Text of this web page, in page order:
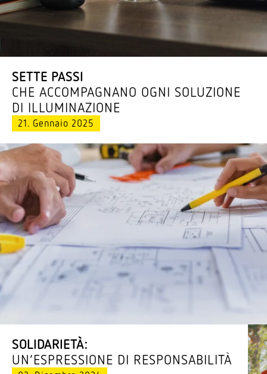
SETTE PASSI
CHE ACCOM­PA­GNANO OGNI SOLU­ZIONE
DI ILLUMINAZIONE
21. Gennaio 2025
SOLIDARIETÀ:
UN’E­SPRES­SIONE DI RESPONSABILITÀ